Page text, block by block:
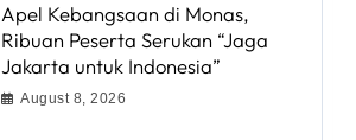
Apel Kebangsaan di Monas,
Ribuan Peserta Serukan “Jaga
Jakarta untuk Indonesia”
August 8, 2026